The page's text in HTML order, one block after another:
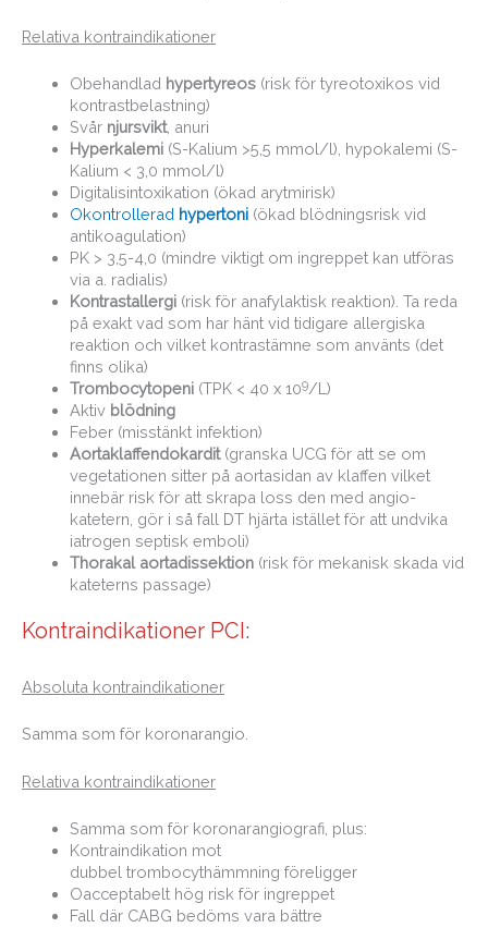
Relativa kontraindikationer
Obehandlad hypertyreos(risk för tyreotoxikos vid
kontrastbelastning)
Svår njursvikt, anuri
Hyperkalemi(S-Kalium >5,5 mmol/l), hypokalemi (S-
Kalium < 3,0 mmol/l)
Digitalisintoxikation (ökad arytmirisk)
Okontrollerad hypertoni (ökad blödningsrisk vid
antikoagulation)
PK > 3,5-4,0 (mindre viktigt om ingreppet kan utföras
via a. radialis)
Kontrastallergi(risk för anafylaktisk reaktion). Ta reda
på exakt vad som har hänt vid tidigare allergiska
reaktion och vilket kontrastämne som använts (det
finns olika)
Trombocytopeni(TPK < 40 x 109/L)
Aktiv blödning
Feber (misstänkt infektion)
Aortaklaffendokardit(granska UCG för att se om
vegetationen sitter på aortasidan av klaffen vilket
innebär risk för att skrapa loss den med angio-
katetern, gör i så fall DT hjärta istället för att undvika
iatrogen septisk emboli)
Thorakal aortadissektion(risk för mekanisk skada vid
kateterns passage)
Kontraindikationer PCI:
Absoluta kontraindikationer
Samma som för koronarangio.
Relativa kontraindikationer
Samma som för koronarangiografi, plus:
Kontraindikation mot
dubbel trombocythämmning föreligger
Oacceptabelt hög risk för ingreppet
Fall där CABG bedöms vara bättre